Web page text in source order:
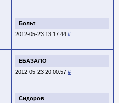
Больт
2012-05-23 13:17:44 #
ЕБАЗАЛО
2012-05-23 20:00:57 #
Сидоров